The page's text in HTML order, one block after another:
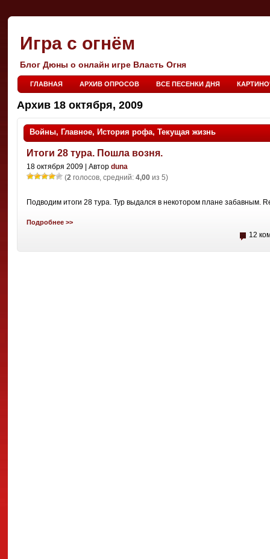
Игра с огнём
Блог Дюны о онлайн игре Власть Огня
ГЛАВНАЯ АРХИВ ОПРОСОВ ВСЕ ПЕСЕНКИ ДНЯ
Архив 18 октября, 2009
Войны, Главное, История рофа, Текущая жизнь
Итоги 28 тура. Пошла возня.
18 октября 2009 | Автор duna
(2 голосов, средний: 4,00 из 5)
Подводим итоги 28 тура. Тур выдался в некотором плане забавным.
Подробнее >>
12